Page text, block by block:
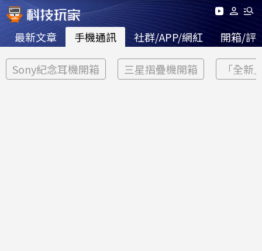
最新文章 手機通訊 社群/APP/網紅 開箱/評
Sony紀念耳機開箱 三星摺疊機開箱 「全新